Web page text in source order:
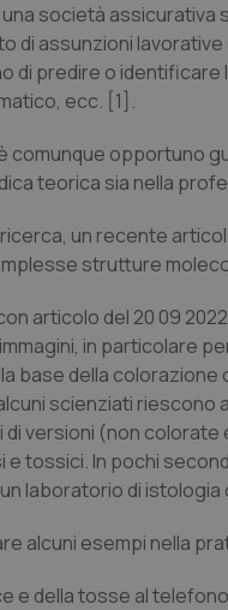
società assicurativa
di assunzioni
di predire o identificare
ecc. [1].
comunque opportuno
teorica sia nella
un recente
strutture
articolo del 20 09
in particolare
base della
scienziati riescono
di versioni (non
tossici. In pochi
laboratorio di istologia
alcuni esempi nella
e della tosse al